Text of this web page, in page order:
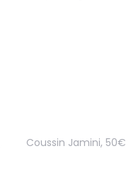
Coussin Jamini, 50€